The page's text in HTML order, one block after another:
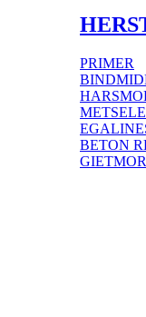
PRIMER
BETON